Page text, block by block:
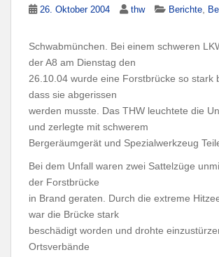
26. Oktober 2004 thw Berichte
Schwabmünchen. Bei einem schweren
der A8 am Dienstag den
26.10.04 wurde eine Forstbrücke so stark
dass sie abgerissen
werden musste. Das THW leuchtete die
und zerlegte mit schwerem
Bergeräumgerät und Spezialwerkzeug
Bei dem Unfall waren zwei Sattelzüge
der Forstbrücke
in Brand geraten. Durch die extreme
war die Brücke stark
beschädigt worden und drohte
Ortsverbände